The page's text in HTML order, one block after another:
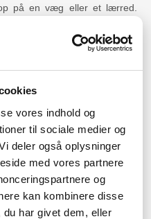
vores indhold og
til sociale medier og
deler også oplysninger
med vores partnere
og
kan kombinere disse
du har givet dem, eller
på en væg eller et lærred.
til at fremme teamwork og
for, at alle kan følge med i,
eller billeder, som man skal
man projicere dem med
kan følge med i det hele, i
tæt rundt om et bord. Et
i skoler og andre
det nemt for hele kladsen at